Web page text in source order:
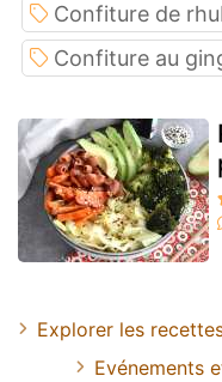
Confiture de
Confiture au
Explorer les
Evénements